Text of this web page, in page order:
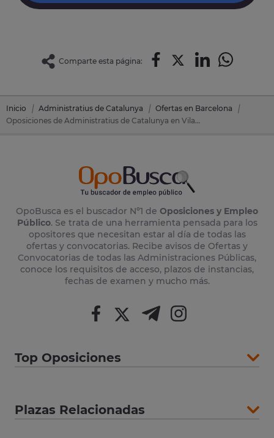
Comparte esta página:
Inicio Administratius de Catalunya
Ofertas en Barcelona
Oposiciones de Administratius de Catalunya en Vilanova Del Cami (Barcelona)
OpoBusca es el buscador Nº1 de Oposiciones y Empleo
Público. Se trata de una herramienta pensada para los
opositores que necesitan estar al día de todas las
ofertas y convocatorias. Recibe avisos de Ofertas y
Convocatorias de todas las Administraciones Públicas,
conoce los requisitos de acceso, plazos de instancias,
fechas de examen y mucho más.
Top Oposiciones
Plazas Relacionadas